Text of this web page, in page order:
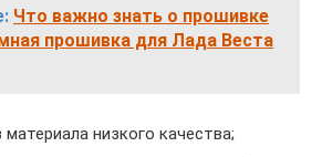
Что важно знать о прошивке
прошивка для Лада Веста
материала низкого качества;